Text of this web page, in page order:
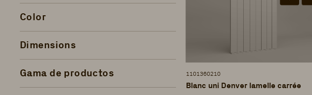
Color
Dimensions
Gama de productos 1101360210
Blanc uni Denver lamelle carrée